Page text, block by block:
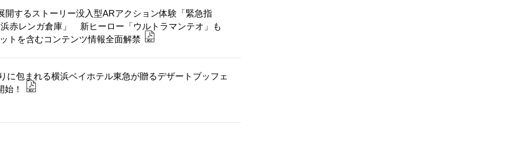
するストーリー没⼊型ARアクション体験「緊急指
⾚レンガ倉庫」 新ヒーロー「ウルトラマンテオ」も
トを含むコンテンツ情報全⾯解禁
包まれる横浜ベイホテル東急が贈るデザートブッフェ
始！